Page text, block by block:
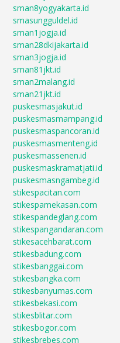
sman8yogyakarta.id
smasungguldel.id
sman1jogja.id
sman28dkijakarta.id
sman3jogja.id
sman81jkt.id
sman2malang.id
sman21jkt.id
puskesmasjakut.id
puskesmasmampang.id
puskesmaspancoran.id
puskesmasmenteng.id
puskesmassenen.id
puskesmaskramatjati.id
puskesmasngambeg.id
stikespacitan.com
stikespamekasan.com
stikespandeglang.com
stikespangandaran.com
stikesacehbarat.com
stikesbadung.com
stikesbanggai.com
stikesbangka.com
stikesbanyumas.com
stikesbekasi.com
stikesblitar.com
stikesbogor.com
stikesbrebes.com